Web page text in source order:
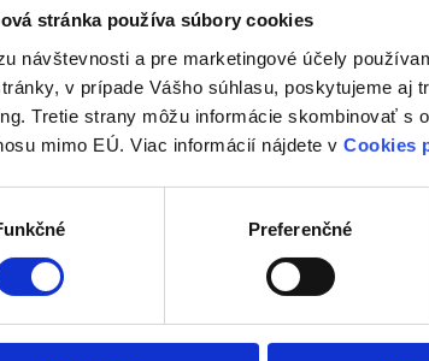
stránka používa súbory cookies
návštevnosti a pre marketingové účely
v prípade Vášho súhlasu, poskytujeme aj
Tretie strany môžu informácie skombinovať
mimo EÚ. Viac informácií nájdete v Cookies
Preferenčné